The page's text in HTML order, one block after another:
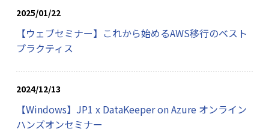
2025/01/22
【ウェブセミナー】これから始めるAWS移行のベスト
プラクティス
2024/12/13
【Windows】JP1 x DataKeeper on Azure オンライン
ハンズオンセミナー